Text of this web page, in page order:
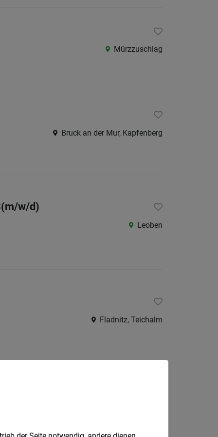
Mürzzuschlag
Bruck an der Mur, Kapfenberg
w/d)
Leoben
Fladnitz, Teichalm